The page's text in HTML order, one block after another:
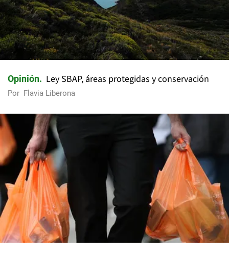
Opinión Ley SBAP, áreas protegidas y conservación
Por Flavia Liberona